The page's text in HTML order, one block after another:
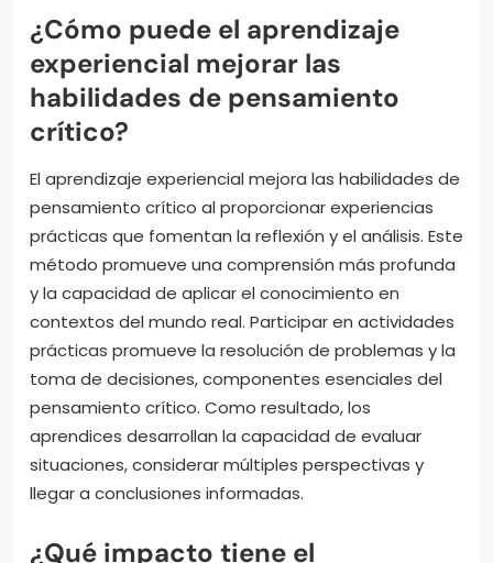
¿Cómo puede el aprendizaje
experiencial mejorar las
habilidades de pensamiento
crítico?
El aprendizaje experiencial mejora las habilidades de
pensamiento crítico al proporcionar experiencias
prácticas que fomentan la reflexión y el análisis. Este
método promueve una comprensión más profunda
y la capacidad de aplicar el conocimiento en
contextos del mundo real. Participar en actividades
prácticas promueve la resolución de problemas y la
toma de decisiones, componentes esenciales del
pensamiento crítico. Como resultado, los
aprendices desarrollan la capacidad de evaluar
situaciones, considerar múltiples perspectivas y
llegar a conclusiones informadas.
¿Qué impacto tiene el